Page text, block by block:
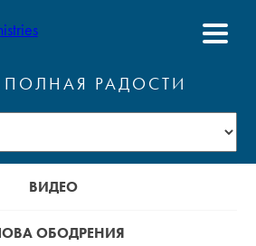
РАДОСТИ
ВИДЕО
ОБОДРЕНИЯ